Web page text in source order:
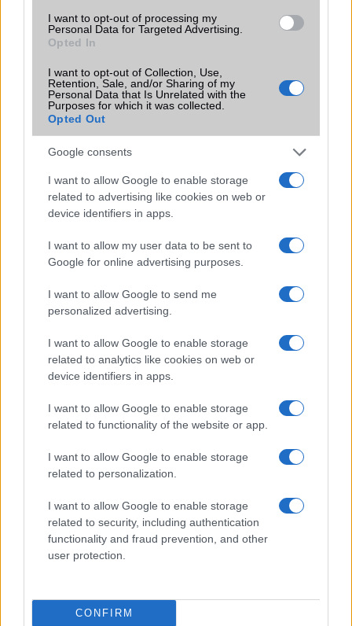
I want to opt-out of processing my
Personal Data for Targeted Advertising.
Opted In
I want to opt-out of Collection, Use,
Retention, Sale, and/or Sharing of my
Personal Data that Is Unrelated with the
Purposes for which it was collected.
Opted Out
Google consents
I want to allow Google to enable storage
related to advertising like cookies on web or
device identifiers in apps.
I want to allow my user data to be sent to
Google for online advertising purposes.
I want to allow Google to send me
personalized advertising.
I want to allow Google to enable storage
related to analytics like cookies on web or
device identifiers in apps.
I want to allow Google to enable storage
related to functionality of the website or app.
I want to allow Google to enable storage
related to personalization.
I want to allow Google to enable storage
related to security, including authentication
functionality and fraud prevention, and other
user protection.
CONFIRM
SIM típus microSIM
SIM-ek száma
Flight mode Van
Terület Magyar
Funkciók
Geo-tagging, touch focus, face
detection, HDR, panorama
Brand Nincs
Védelem
SAR
1,01
Új és Használt GSM kiemelt ajánlatok
Apple iPhone 17 Pro
Euro Gsm